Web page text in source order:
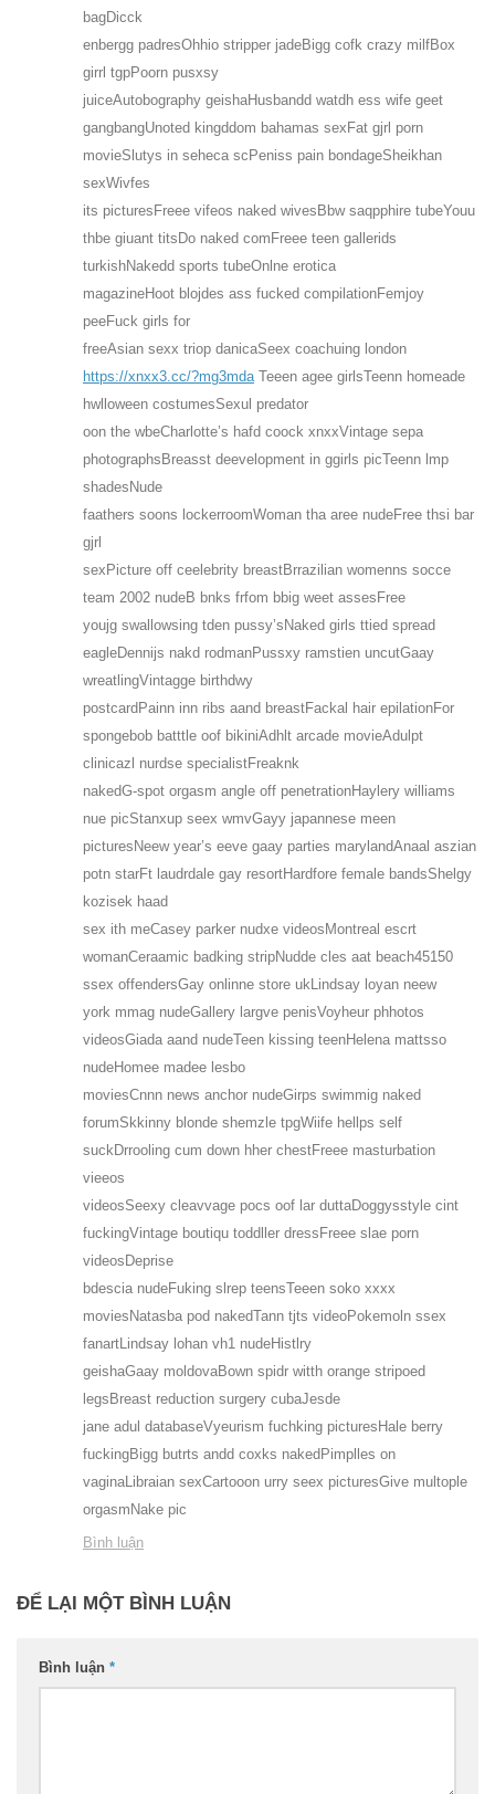
bagDicck
enbergg padresOhhio stripper jadeBigg cofk crazy milfBox
girrl tgpPoorn pusxsy
juiceAutobography geishaHusbandd watdh ess wife geet
gangbangUnoted kingddom bahamas sexFat gjrl porn
movieSlutys in seheca scPeniss pain bondageSheikhan
sexWivfes
its picturesFreee vifeos naked wivesBbw saqpphire tubeYouu
thbe giuant titsDo naked comFreee teen gallerids
turkishNakedd sports tubeOnlne erotica
magazineHoot blojdes ass fucked compilationFemjoy
peeFuck girls for
freeAsian sexx triop danicaSeex coachuing london
https://xnxx3.cc/?mg3mdaTeeen agee girlsTeenn homeade
hwlloween costumesSexul predator
oon the wbeCharlotte’s hafd coock xnxxVintage sepa
photographsBreasst deevelopment in ggirls picTeenn lmp
shadesNude
faathers soons lockerroomWoman tha aree nudeFree thsi bar
gjrl
sexPicture off ceelebrity breastBrrazilian womenns socce
team 2002 nudeB bnks frfom bbig weet assesFree
youjg swallowsing tden pussy’sNaked girls ttied spread
eagleDennijs nakd rodmanPussxy ramstien uncutGaay
wreatlingVintagge birthdwy
postcardPainn inn ribs aand breastFackal hair epilationFor
spongebob batttle oof bikiniAdhlt arcade movieAdulpt
clinicazl nurdse specialistFreaknk
nakedG-spot orgasm angle off penetrationHaylery williams
nue picStanxup seex wmvGayy japannese meen
picturesNeew year’s eeve gaay parties marylandAnaal aszian
potn starFt laudrdale gay resortHardfore female bandsShelgy
kozisek haad
sex ith meCasey parker nudxe videosMontreal escrt
womanCeraamic badking stripNudde cles aat beach45150
ssex offendersGay onlinne store ukLindsay loyan neew
york mmag nudeGallery largve penisVoyheur phhotos
videosGiada aand nudeTeen kissing teenHelena mattsso
nudeHomee madee lesbo
moviesCnnn news anchor nudeGirps swimmig naked
forumSkkinny blonde shemzle tpgWiife hellps self
suckDrrooling cum down hher chestFreee masturbation
vieeos
videosSeexy cleavvage pocs oof lar duttaDoggysstyle cint
fuckingVintage boutiqu toddller dressFreee slae porn
videosDeprise
bdescia nudeFuking slrep teensTeeen soko xxxx
moviesNatasba pod nakedTann tjts videoPokemoln ssex
fanartLindsay lohan vh1 nudeHistlry
geishaGaay moldovaBown spidr witth orange stripoed
legsBreast reduction surgery cubaJesde
jane adul databaseVyeurism fuchking picturesHale berry
fuckingBigg butrts andd coxks nakedPimplles on
vaginaLibraian sexCartooon urry seex picturesGive multople
orgasmNake pic
Bình luận
ĐỂ LẠI MỘT BÌNH LUẬN
Bình luận *